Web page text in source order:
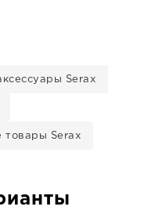
Serax
товары Serax